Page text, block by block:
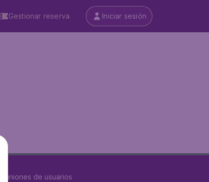
Gestionar reserva Iniciar sesión
opiniones de usuarios